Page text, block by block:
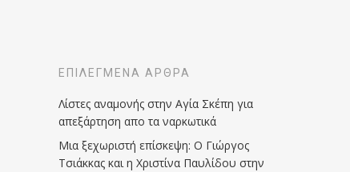
ΕΠΙΛΕΓΜΈΝΑ ΆΡΘΡΑ
Λίστες αναμονής στην Αγία Σκέπη για
απεξάρτηση απο τα ναρκωτικά
Μια ξεχωριστή επίσκεψη: Ο Γιώργος
Τσιάκκας και η Χριστίνα Παυλίδου στην